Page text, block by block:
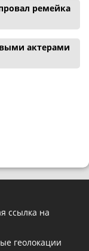
ремейка
актерами
ссылка на
геолокации